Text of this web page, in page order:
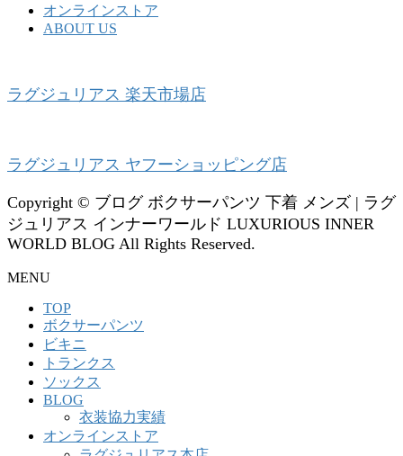
オンラインストア
ABOUT US
ラグジュリアス 楽天市場店
ラグジュリアス ヤフーショッピング店
Copyright © ブログ ボクサーパンツ 下着 メンズ | ラグ
ジュリアス インナーワールド LUXURIOUS INNER
WORLD BLOG All Rights Reserved.
MENU
TOP
ボクサーパンツ
ビキニ
トランクス
ソックス
BLOG
衣装協力実績
オンラインストア